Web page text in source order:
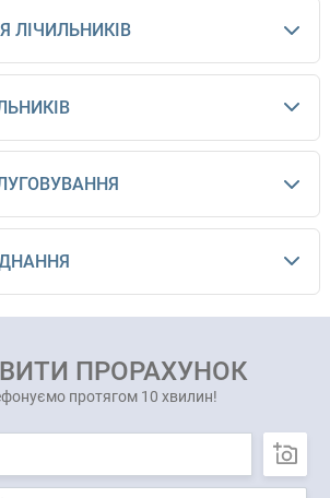
ЛІЧИЛЬНИКІВ
ПРОРАХУНОК
протягом 10 хвилин!